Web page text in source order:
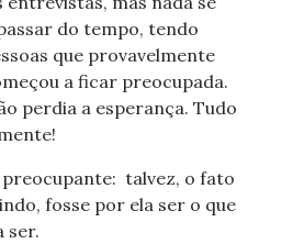
do tempo, tendo
que provavelmente
a ficar preocupada.
perdia a esperança. Tudo
talvez, o fato
fosse por ela ser o que
ser.